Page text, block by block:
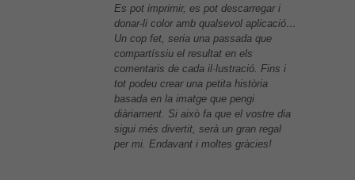
Es pot imprimir, es pot descarregar i
donar-li color amb qualsevol aplicació…
Un cop fet, seria una passada que
compartíssiu el resultat en els
comentaris de cada il·lustració. Fins i
tot podeu crear una petita història
basada en la imatge que pengi
diàriament. Si això fa que el vostre dia
sigui més divertit, serà un gran regal
per mi. Endavant i moltes gràcies!